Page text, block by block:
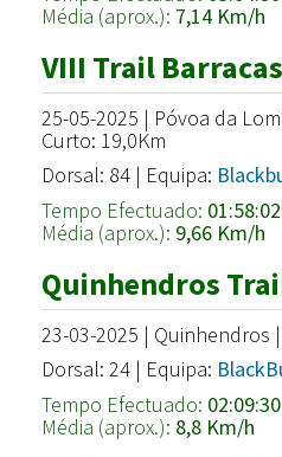
Média (aprox.): 7,14 Km/h
VIII Trail
25-05-2025 | Póvoa da
Curto: 19,0Km
Dorsal: 84 | Equipa:
Tempo Efectuado: 01:58:02
Média (aprox.): 9,66 Km/h
Quinhendros
23-03-2025 | Quinhendros
Dorsal: 24 | Equipa:
Tempo Efectuado: 02:09:30
Média (aprox.): 8,8 Km/h